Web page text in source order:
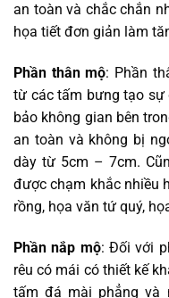
an toàn và chắc chắn
họa tiết đơn giản làm
Phần thân mộ: Phần
từ các tấm bưng tạo sự
bảo không gian bên
an toàn và không bị
dày từ 5cm – 7cm.
được chạm khắc nhiều
rồng, họa văn tứ quý,
Phần nắp mộ: Đối với
rêu có mái có thiết kế
tấm đá mài phẳng và